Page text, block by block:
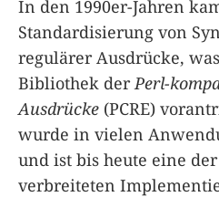
In den 1990er-Jahren
Standardisierung von
regulärer Ausdrücke,
Bibliothek der Perl-
Ausdrücke (PCRE)
wurde in vielen
und ist bis heute eine
verbreiteten